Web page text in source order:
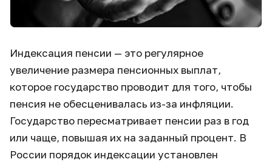
Индексация пенсии — это регулярное
увеличение размера пенсионных выплат,
которое государство проводит для того, чтобы
пенсия не обесценивалась из-за инфляции.
Государство пересматривает пенсии раз в год
или чаще, повышая их на заданный процент. В
России порядок индексации установлен